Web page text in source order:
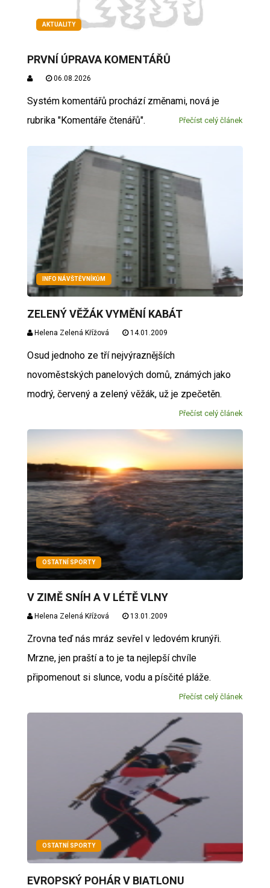
AKTUALITY
PRVNÍ ÚPRAVA KOMENTÁŘŮ
06.08.2026
Systém komentářů prochází změnami, nová je
rubrika "Komentáře čtenářů".
Přečíst celý článek
INFO NÁVŠTĚVNÍKŮM
ZELENÝ VĚŽÁK VYMĚNÍ KABÁT
Helena Zelená Křížová 14.01.2009
Osud jednoho ze tří nejvýraznějších
novoměstských panelových domů, známých jako
modrý, červený a zelený věžák, už je zpečetěn.
Přečíst celý článek
OSTATNÍ SPORTY
V ZIMĚ SNÍH A V LÉTĚ VLNY
Helena Zelená Křížová 13.01.2009
Zrovna teď nás mráz sevřel v ledovém krunýři.
Mrzne, jen praští a to je ta nejlepší chvíle
připomenout si slunce, vodu a písčité pláže.
Přečíst celý článek
OSTATNÍ SPORTY
EVROPSKÝ POHÁR V BIATLONU